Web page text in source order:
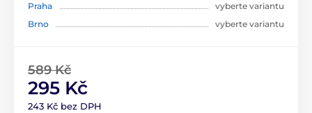
Praha
vyberte variantu
Brno
vyberte variantu
589 Kč
295 Kč
243 Kč bez DPH